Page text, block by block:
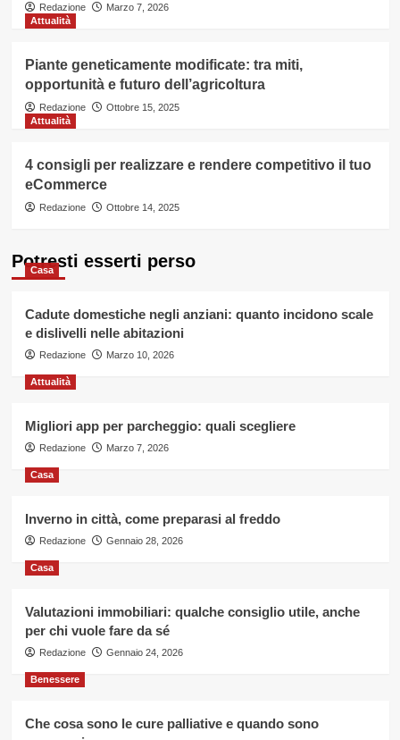
Redazione
Marzo 7, 2026
Attualità
Piante geneticamente modificate: tra miti,
opportunità e futuro dell’agricoltura
Redazione
Ottobre 15, 2025
Attualità
4 consigli per realizzare e rendere competitivo il tuo
eCommerce
Redazione Ottobre 14, 2025
Potresti esserti perso
Casa
Cadute domestiche negli anziani: quanto incidono scale
e dislivelli nelle abitazioni
Redazione Marzo 10, 2026
Attualità
Migliori app per parcheggio: quali scegliere
Redazione Marzo 7, 2026
Casa
Inverno in città, come preparasi al freddo
Redazione Gennaio 28, 2026
Casa
Valutazioni immobiliari: qualche consiglio utile, anche
per chi vuole fare da sé
Redazione Gennaio 24, 2026
Benessere
Che cosa sono le cure palliative e quando sono